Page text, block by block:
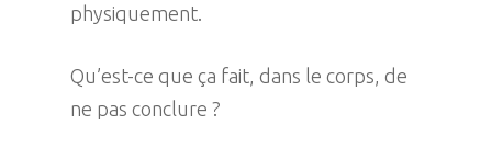
physiquement.
Qu’est-ce que ça fait, dans le corps, de
ne pas conclure ?